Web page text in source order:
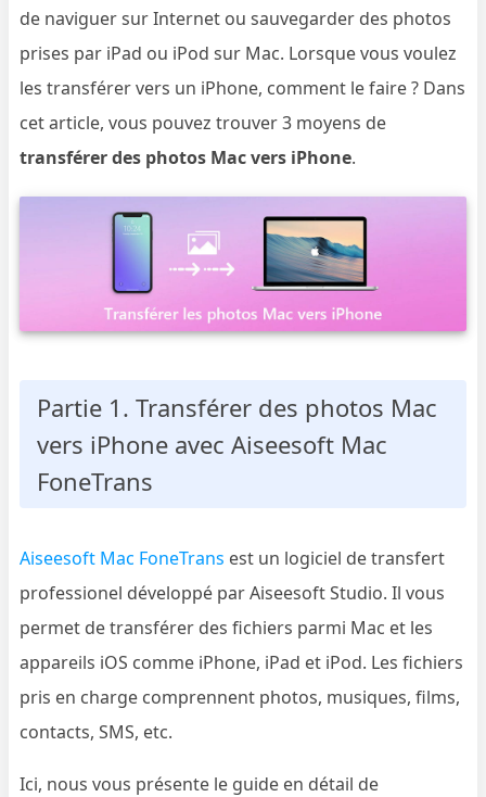
de naviguer sur Internet ou sauvegarder des photos
prises par iPad ou iPod sur Mac. Lorsque vous voulez
les transférer vers un iPhone, comment le faire ? Dans
cet article, vous pouvez trouver 3 moyens de
transférer des photos Mac vers iPhone.
Partie 1. Transférer des photos Mac
vers iPhone avec Aiseesoft Mac
FoneTrans
Aiseesoft Mac FoneTrans est un logiciel de transfert
professionel développé par Aiseesoft Studio. Il vous
permet de transférer des fichiers parmi Mac et les
appareils iOS comme iPhone, iPad et iPod. Les fichiers
pris en charge comprennent photos, musiques, films,
contacts, SMS, etc.
Ici, nous vous présente le guide en détail de